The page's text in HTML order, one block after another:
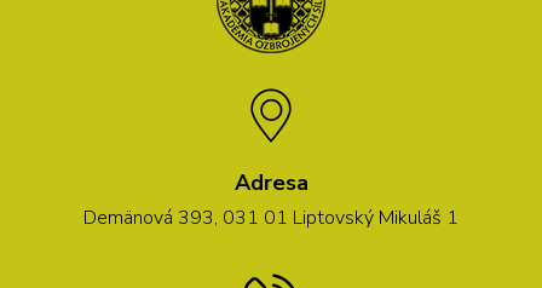
Adresa
Demänová 393, 031 01 Liptovský Mikuláš 1